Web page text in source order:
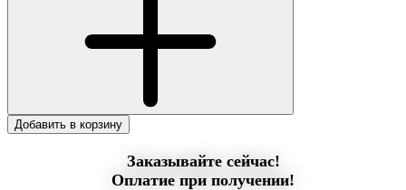
Добавить в корзину
Заказывайте сейчас!
Оплатие при получении!